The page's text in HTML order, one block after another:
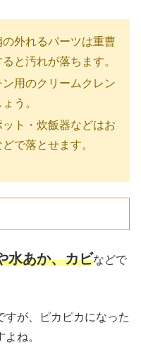
外れるパーツは重曹
と汚れが落ちます。
用のクリームクレン
う。
ト・炊飯器などはお
で落とせます。
水あか、カビなどで
すが、ピカピカになった
ね。